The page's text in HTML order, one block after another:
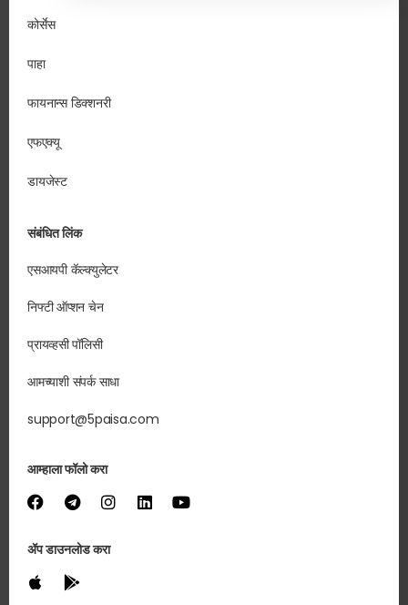
कोर्सेस
पाहा
फायनान्स डिक्शनरी
एफएक्यू
डायजेस्ट
संबंधित लिंक
एसआयपी कॅल्क्युलेटर
निफ्टी ऑप्शन चेन
प्रायव्हसी पॉलिसी
आमच्याशी संपर्क साधा
support@5paisa.com
आम्हाला फॉलो करा
ॲप डाउनलोड करा